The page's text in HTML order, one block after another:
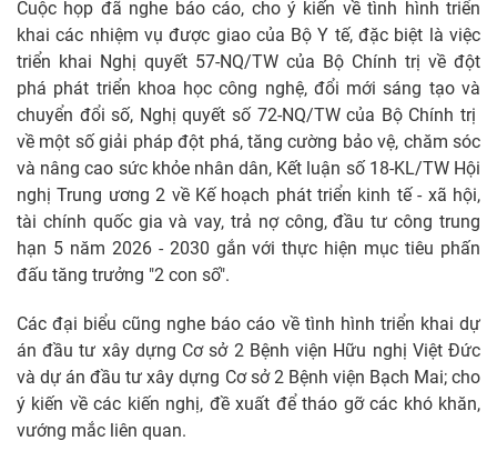
Cuộc họp đã nghe báo cáo, cho ý kiến về tình hình triển
khai các nhiệm vụ được giao của Bộ Y tế, đặc biệt là việc
triển khai Nghị quyết 57-NQ/TW của Bộ Chính trị về đột
phá phát triển khoa học công nghệ, đổi mới sáng tạo và
chuyển đổi số, Nghị quyết số 72-NQ/TW của Bộ Chính trị
về một số giải pháp đột phá, tăng cường bảo vệ, chăm sóc
và nâng cao sức khỏe nhân dân, Kết luận số 18-KL/TW Hội
nghị Trung ương 2 về Kế hoạch phát triển kinh tế - xã hội,
tài chính quốc gia và vay, trả nợ công, đầu tư công trung
hạn 5 năm 2026 - 2030 gắn với thực hiện mục tiêu phấn
đấu tăng trưởng "2 con số".
Các đại biểu cũng nghe báo cáo về tình hình triển khai dự
án đầu tư xây dựng Cơ sở 2 Bệnh viện Hữu nghị Việt Đức
và dự án đầu tư xây dựng Cơ sở 2 Bệnh viện Bạch Mai; cho
ý kiến về các kiến nghị, đề xuất để tháo gỡ các khó khăn,
vướng mắc liên quan.